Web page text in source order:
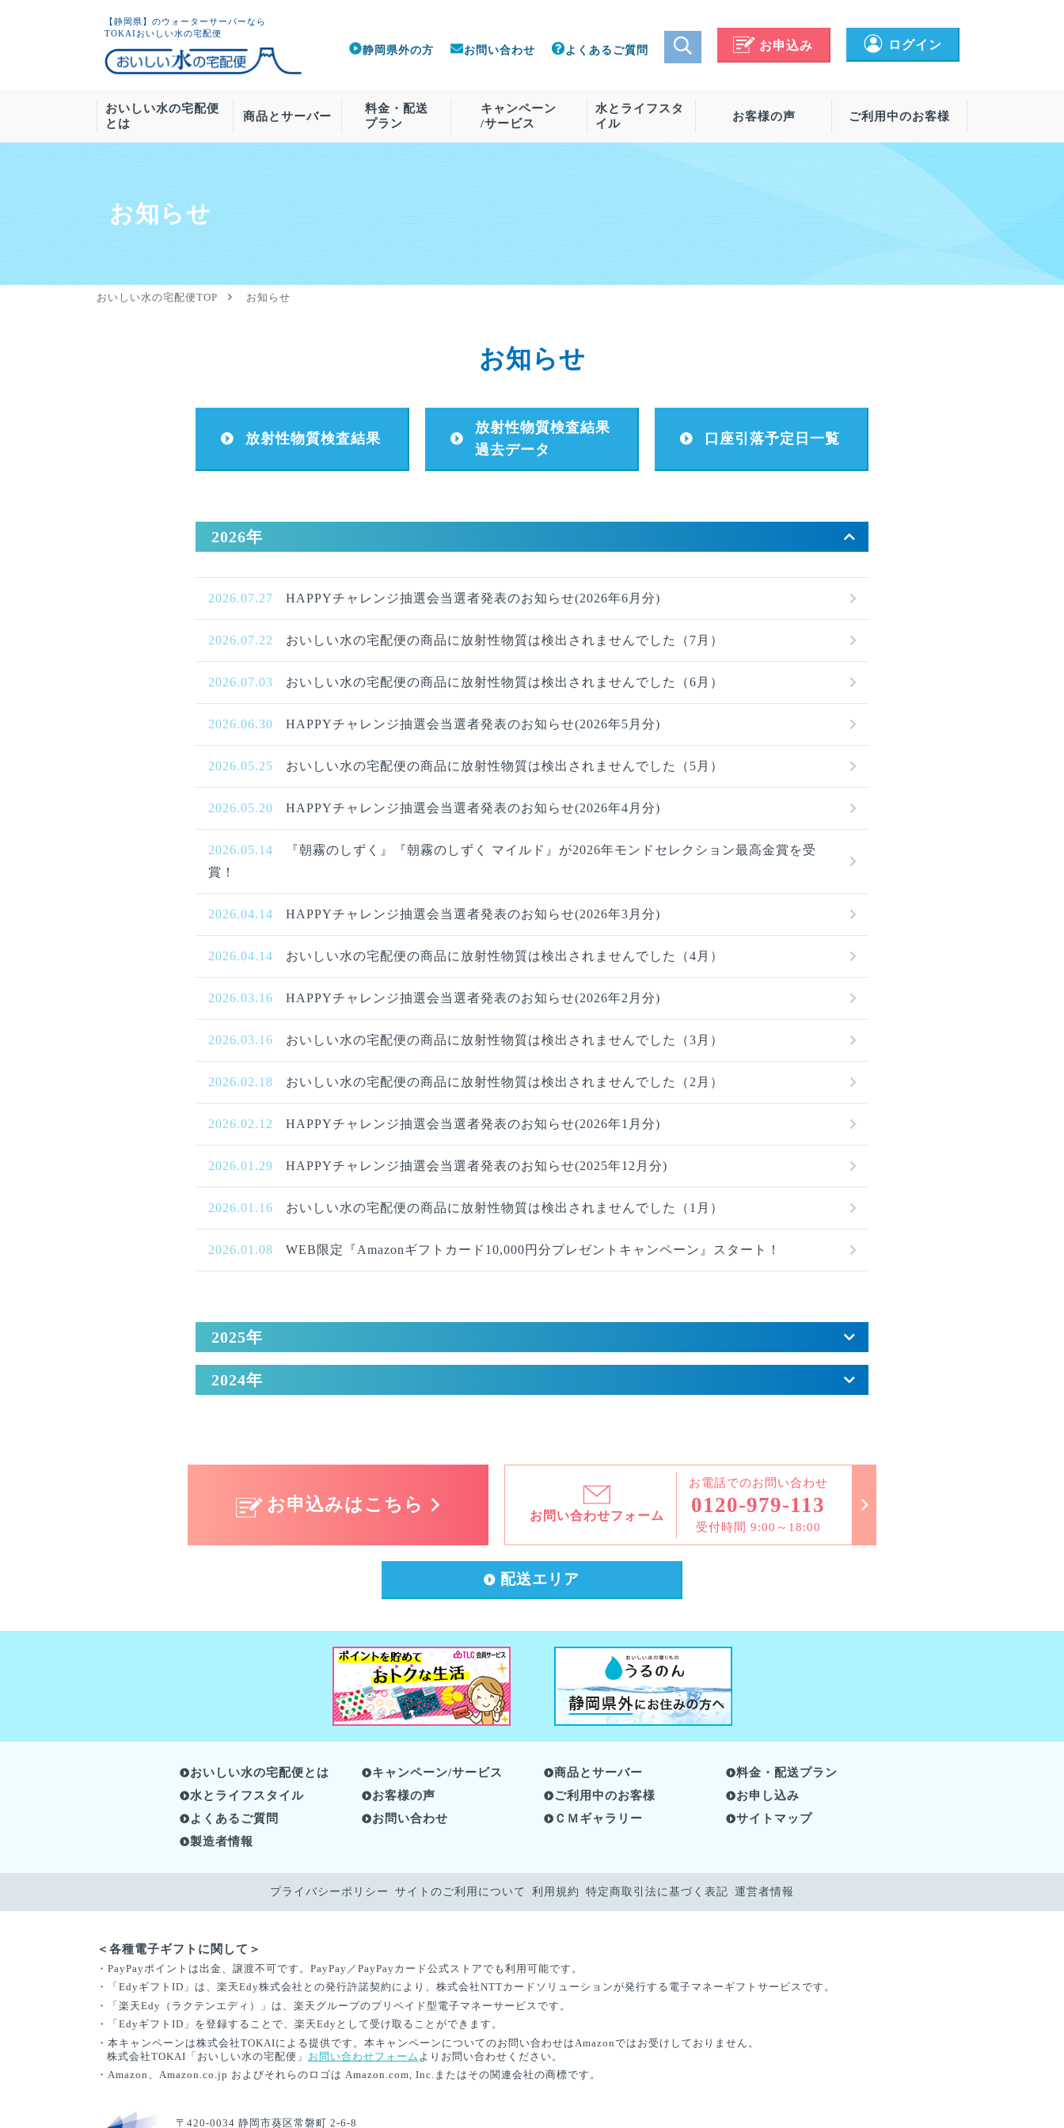
【静岡県】のウォーターサーバーなら
TOKAIおいしい水の宅配便
静岡県外の方 お問い合わせ よくあるご質問 お申込み ログイン
おいしい水の宅配便
とは
商品とサーバー
料金・配送
プラン
キャンペーン
/サービス
水とライフスタ
イル
お客様の声 ご利用中のお客様
お知らせ
おいしい水の宅配便TOP お知らせ
お知らせ
放射性物質検査結果
放射性物質検査結果
過去データ
口座引落予定日一覧
2026年
2026.07.27 HAPPYチャレンジ抽選会当選者発表のお知らせ(2026年6月分)
2026.07.22 おいしい水の宅配便の商品に放射性物質は検出されませんでした（7月）
2026.07.03 おいしい水の宅配便の商品に放射性物質は検出されませんでした（6月）
2026.06.30 HAPPYチャレンジ抽選会当選者発表のお知らせ(2026年5月分)
2026.05.25 おいしい水の宅配便の商品に放射性物質は検出されませんでした（5月）
2026.05.20 HAPPYチャレンジ抽選会当選者発表のお知らせ(2026年4月分)
2026.05.14
『朝霧のしずく』『朝霧のしずく マイルド』が2026年モンドセレクション最高金賞を受
賞！
2026.04.14 HAPPYチャレンジ抽選会当選者発表のお知らせ(2026年3月分)
2026.04.14 おいしい水の宅配便の商品に放射性物質は検出されませんでした（4月）
2026.03.16 HAPPYチャレンジ抽選会当選者発表のお知らせ(2026年2月分)
2026.03.16 おいしい水の宅配便の商品に放射性物質は検出されませんでした（3月）
2026.02.18 おいしい水の宅配便の商品に放射性物質は検出されませんでした（2月）
2026.02.12 HAPPYチャレンジ抽選会当選者発表のお知らせ(2026年1月分)
2026.01.29 HAPPYチャレンジ抽選会当選者発表のお知らせ(2025年12月分)
2026.01.16 おいしい水の宅配便の商品に放射性物質は検出されませんでした（1月）
2026.01.08 WEB限定『Amazonギフトカード10,000円分プレゼントキャンペーン』スタート！
2025年
2024年
お申込みはこちら
お問い合わせフォーム
お電話でのお問い合わせ
0120-979-113
受付時間 9:00～18:00
配送エリア
おいしい水の宅配便とは
水とライフスタイル
よくあるご質問
製造者情報
キャンペーン/サービス
お客様の声
お問い合わせ
商品とサーバー
ご利用中のお客様
ＣＭギャラリー
料金・配送プラン
お申し込み
サイトマップ
プライバシーポリシー サイトのご利用について 利用規約 特定商取引法に基づく表記 運営者情報
＜各種電子ギフトに関して＞
・PayPayポイントは出金、譲渡不可です。PayPay／PayPayカード公式ストアでも利用可能です。
・「EdyギフトID」は、楽天Edy株式会社との発行許諾契約により、株式会社NTTカードソリューションが発行する電子マネーギフトサービスです。
・「楽天Edy（ラクテンエディ）」は、楽天グループのプリペイド型電子マネーサービスです。
・「EdyギフトID」を登録することで、楽天Edyとして受け取ることができます。
・本キャンペーンは株式会社TOKAIによる提供です。本キャンペーンについてのお問い合わせはAmazonではお受けしておりません。
株式会社TOKAI「おいしい水の宅配便」 お問い合わせフォーム よりお問い合わせください。
・Amazon、Amazon.co.jp およびそれらのロゴは Amazon.com, Inc.またはその関連会社の商標です。
〒420-0034 静岡市葵区常磐町 2-6-8